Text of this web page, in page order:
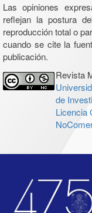
Las opiniones
reflejan la postura
reproducción total o
cuando se cite la
publicación.
Revista
de
Licencia